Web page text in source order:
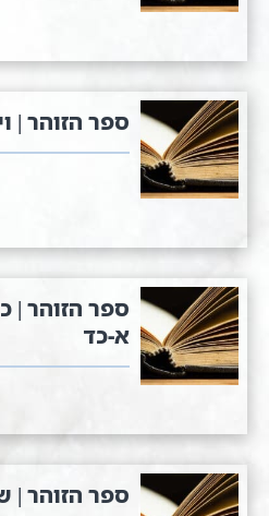
ספר הזוהר |
ספר הזוהר |
א-כד
ספר הזוהר |